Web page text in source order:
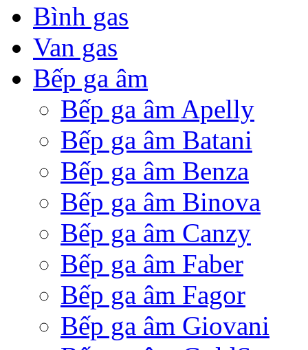
Bình gas
Van gas
Bếp ga âm
Bếp ga âm Apelly
Bếp ga âm Batani
Bếp ga âm Benza
Bếp ga âm Binova
Bếp ga âm Canzy
Bếp ga âm Faber
Bếp ga âm Fagor
Bếp ga âm Giovani